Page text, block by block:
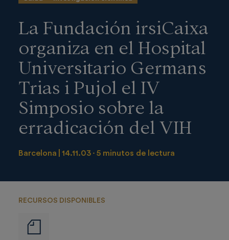
La Fundación irsiCaixa
organiza en el Hospital
Universitario Germans
Trias i Pujol el IV
Simposio sobre la
erradicación del VIH
Barcelona 14.11.03 5 minutos de lectura
RECURSOS DISPONIBLES
de